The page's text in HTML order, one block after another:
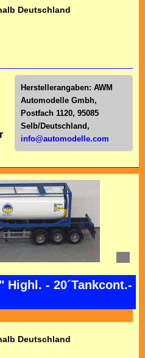
Deutschland
Herstellerangaben: AWM
Automodelle Gmbh,
Postfach 1120, 95085
Selb/Deutschl and,
info@automodelle.com
Highl. - 20´Tankcont.-
Deutschland